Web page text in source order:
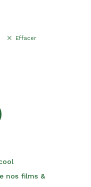
Effacer
nos films &